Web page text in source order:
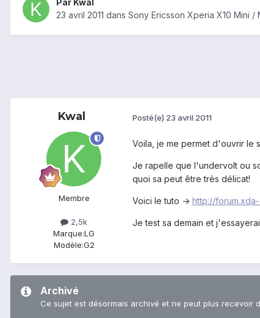
Par Kwal
23 avril 2011 dans Sony Ericsson Xperia X10 Mini
Kwal
Membre
2,5k
Marque:LG
Modèle:G2
Posté(e) 23 avril 2011
Voila, je me permet d'ouvrir le
Je rapelle que l'undervolt ou
quoi sa peut être très délicat!
Voici le tuto -> http://
Je test sa demain et
Archivé
Ce sujet est désormais archivé et ne peut plus recevoir